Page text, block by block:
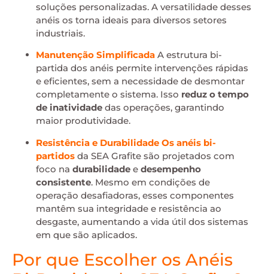
soluções personalizadas. A versatilidade desses
anéis os torna ideais para diversos setores
industriais.
Manutenção Simplificada A estrutura bi-
partida dos anéis permite intervenções rápidas
e eficientes, sem a necessidade de desmontar
completamente o sistema. Isso reduz o tempo
de inatividade das operações, garantindo
maior produtividade.
Resistência e Durabilidade Os anéis bi-
partidos da SEA Grafite são projetados com
foco na durabilidade e desempenho
consistente. Mesmo em condições de
operação desafiadoras, esses componentes
mantêm sua integridade e resistência ao
desgaste, aumentando a vida útil dos sistemas
em que são aplicados.
Por que Escolher os Anéis